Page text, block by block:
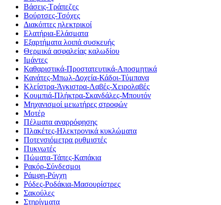
Βάσεις-Τράπεζες
Βούρτσες-Τσόχες
Διακόπτες ηλεκτρικοί
Ελατήρια-Ελάσματα
Εξαρτήματα λοιπά συσκευής
Θερμικά ασφαλείας καλωδίου
Ιμάντες
Καθαριστικά-Προστατευτικά-Αποσμητικά
Κανάτες-Μπωλ-Δοχεία-Κάδοι-Τύμπανα
Κλείστρα-Άγκιστρα-Λαβές-Χειρολαβές
Κουμπιά-Πλήκτρα-Σκανδάλες-Μπουτόν
Μηχανισμοί μειωτήρες στροφών
Μοτέρ
Πέλματα αναρρόφησης
Πλακέτες-Ηλεκτρονικά κυκλώματα
Ποτενσιόμετρα ρυθμιστές
Πυκνωτές
Πώματα-Τάπες-Καπάκια
Ρακόρ-Σύνδεσμοι
Ράμφη-Ρύγχη
Ρόδες-Ροδάκια-Μασουρίστρες
Σακούλες
Στηρίγματα